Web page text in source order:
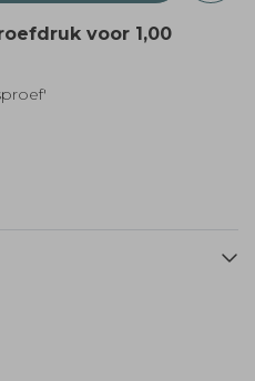
voor 1,00